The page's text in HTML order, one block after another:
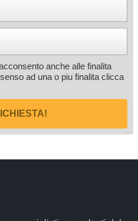
anche alle finalita
ad una o piu finalita clicca